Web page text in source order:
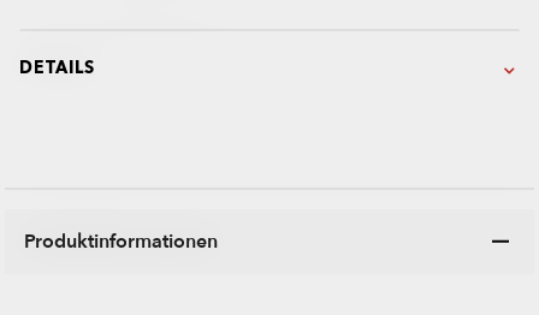
DETAILS
Produktinformationen